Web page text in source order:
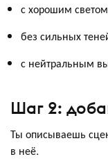
с хорошим светом
без сильных
с нейтральным
Шаг 2:
Ты описываешь
в неё.